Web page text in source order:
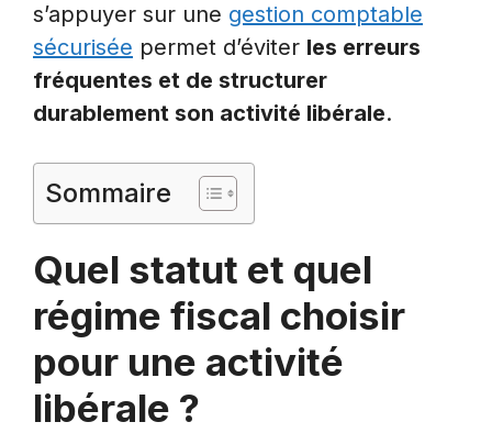
s’appuyer sur une gestion comptable
sécurisée permet d’éviter les erreurs
fréquentes et de structurer
durablement son activité libérale.
Sommaire
Quel statut et quel
régime fiscal choisir
pour une activité
libérale ?